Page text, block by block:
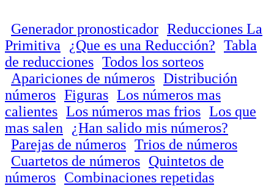
Generador pronosticador Reducciones La
Primitiva
¿Que es una Reducción? Tabla
de reducciones Todos los sorteos
Apariciones de números Distribución
números Figuras Los números mas
calientes Los números mas frios Los que
mas salen
¿Han salido mis números?
Parejas de números Trios de números
Cuartetos de números Quintetos de
números Combinaciones repetidas